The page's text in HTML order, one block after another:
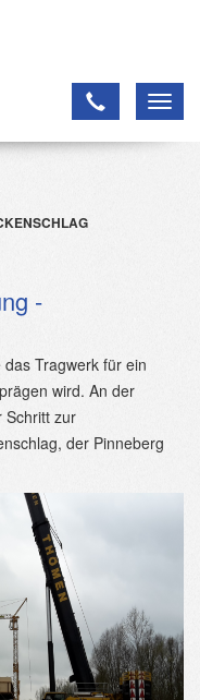
-
Tragwerk für ein
wird. An der
Schritt zur
der Pinneberg